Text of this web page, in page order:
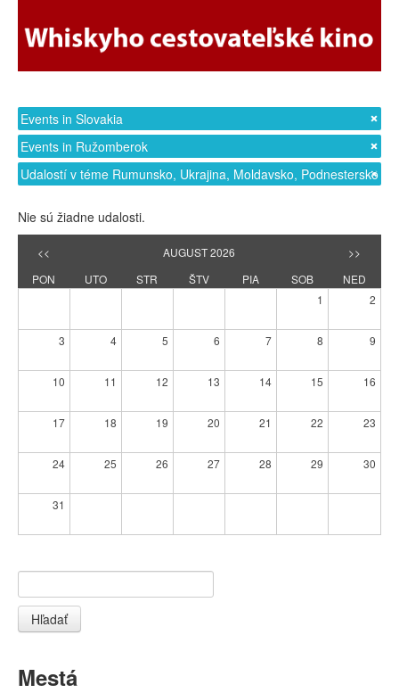
Events in Slovakia
Events in Ružomberok
Udalostí v téme Rumunsko, Ukrajina, Moldavsko, Podnestersko
Nie sú žiadne udalosti.
<< AUGUST 2026
>>
PON
UTO STR ŠTV PIA SOB
NED
1
2
3 4 5 6 7 8 9
10 11 12 13 14 15 16
17 18 19 20 21 22 23
24 25 26 27 28 29 30
31
Hľadať
Mestá